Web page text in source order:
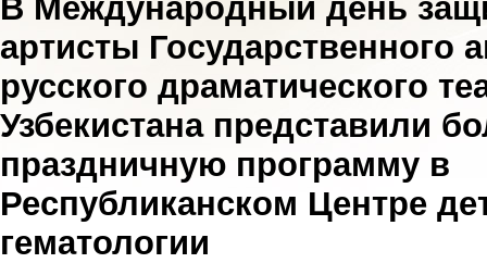
В Международный день
артисты Государственного
русского драматического
Узбекистана представили
праздничную программу в
Республиканском Центре
гематологии